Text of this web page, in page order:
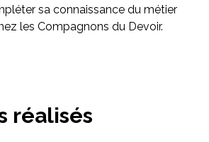
sa connaissance du métier
les Compagnons du Devoir.
réalisés